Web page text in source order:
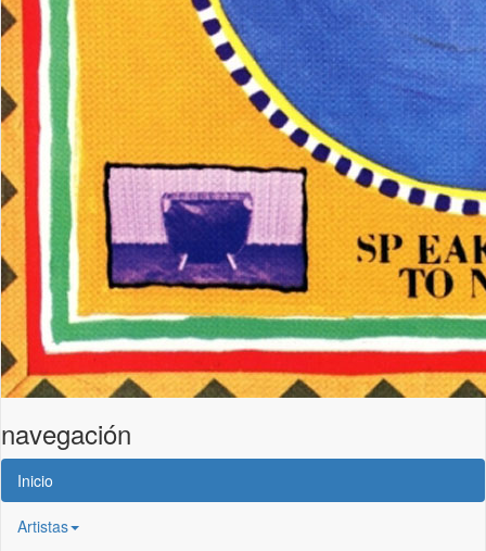
navegación
Inicio
Artistas